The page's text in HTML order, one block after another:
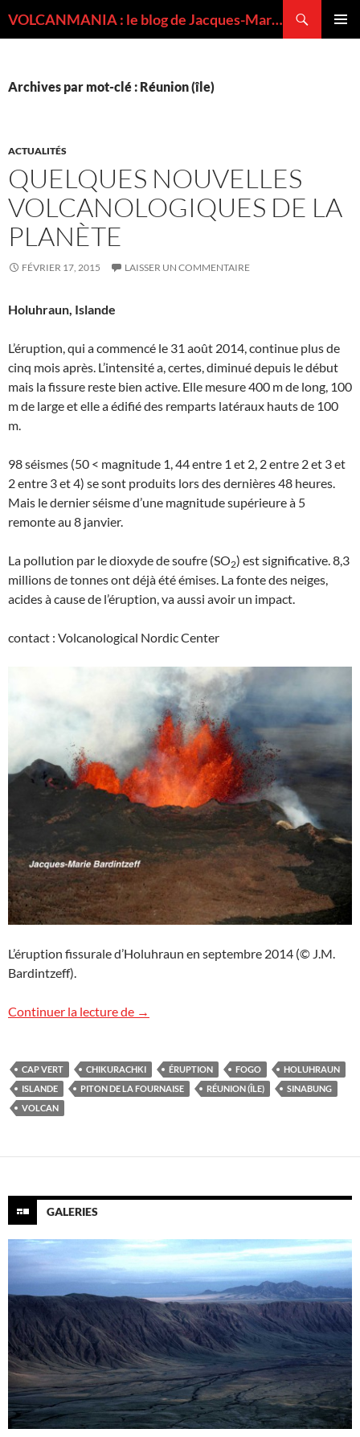
VOLCANMANIA : le blog de Jacques-Marie BARDINTZEFF, volcanologue
Archives par mot-clé : Réunion (île)
ACTUALITÉS
QUELQUES NOUVELLES
VOLCANOLOGIQUES DE LA
PLANÈTE
FÉVRIER 17, 2015 LAISSER UN COMMENTAIRE
Holuhraun, Islande
L’éruption, qui a commencé le 31 août 2014, continue plus de
cinq mois après. L’intensité a, certes, diminué depuis le début
mais la fissure reste bien active. Elle mesure 400 m de long, 100
m de large et elle a édifié des remparts latéraux hauts de 100
m.
98 séismes (50 < magnitude 1, 44 entre 1 et 2, 2 entre 2 et 3 et
2 entre 3 et 4) se sont produits lors des dernières 48 heures.
Mais le dernier séisme d’une magnitude supérieure à 5
remonte au 8 janvier.
La pollution par le dioxyde de soufre (SO2) est significative. 8,3
millions de tonnes ont déjà été émises. La fonte des neiges,
acides à cause de l’éruption, va aussi avoir un impact.
contact : Volcanological Nordic Center
L’éruption fissurale d’Holuhraun en septembre 2014 (© J.M.
Bardintzeff).
Continuer la lecture de Quelques nouvelles volcanologiques de
→
CAP VERT CHIKURACHKI ÉRUPTION FOGO
HOLUHRAUN
ISLANDE
PITON DE LA FOURNAISE RÉUNION (ÎLE)
SINABUNG
VOLCAN
GALERIES